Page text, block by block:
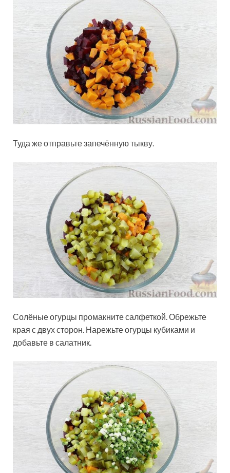
Туда же отправьте запечённую тыкву.
Солёные огурцы промакните салфеткой. Обрежьте
края с двух сторон. Нарежьте огурцы кубиками и
добавьте в салатник.